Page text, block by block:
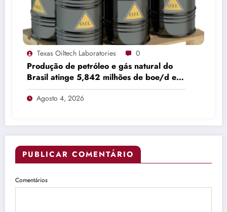
Texas Oiltech Laboratories 0
Produção de petróleo e gás natural do
Brasil atinge 5,842 milhões de boe/d em
junho
Agosto 4, 2026
PUBLICAR COMENTÁRIO
Comentários